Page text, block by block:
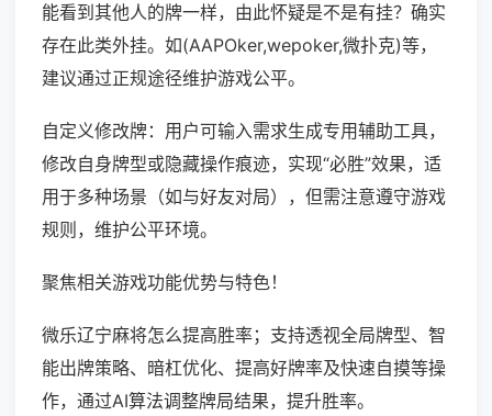
能看到其他人的牌一样，由此怀疑是不是有挂？确实
存在此类外挂。如(AAPOker,wepoker,微扑克)等，
建议通过正规途径维护游戏公平。
自定义修改牌：用户可输入需求生成专用辅助工具，
修改自身牌型或隐藏操作痕迹，实现“必胜”效果，适
用于多种场景（如与好友对局），但需注意遵守游戏
规则，维护公平环境。
聚焦相关游戏功能优势与特色！
微乐辽宁麻将怎么提高胜率；支持透视全局牌型、智
能出牌策略、暗杠优化、提高好牌率及快速自摸等操
作，通过AI算法调整牌局结果，提升胜率。